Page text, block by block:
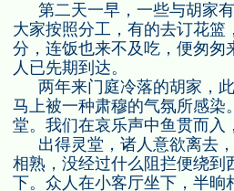
第二天一早，一些与胡家
大家按照分工，有的去订花
分，连饭也来不及吃，便匆匆
人已先期到达。
两年来门庭冷落的胡家，
马上被一种肃穆的气氛所感染
堂。我们在哀乐声中鱼贯而入
出得灵堂，诸人意欲离去
相熟，没经过什么阻拦便绕到
下。众人在小客厅坐下，半晌